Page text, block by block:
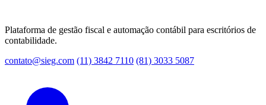
Plataforma de gestão fiscal e automação contábil para escritórios de
contabilidade.
contato@sieg.com (11) 3842 7110 (81) 3033 5087